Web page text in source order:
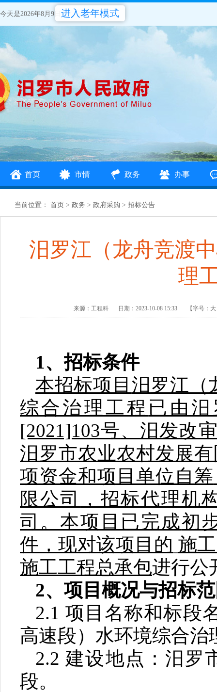
进入老年模式
今天是2026年8月9日
首页 市情 政务 办事
当前位置： 首页 > 政务 > 政府采购 > 招标公告
汨罗江（龙舟竞渡
理
来源： 工程科 日期： 2023-10-08 15:33 【字号：
1、招标条件
本招标项目 汨罗江（
综合治理工程 已由 汨
[2021]103号、 汨发改
汨罗市农业农村发展
项资金和项目单位自筹
限公司
，招标代理机
司 。本项目已完成初
件，现对该项目的 施
施工工程总承包进行公
2、项目概况与招标
2.1 项目名称和标段
高速段）水环境综合治
2.2 建设地点：汨罗
段。